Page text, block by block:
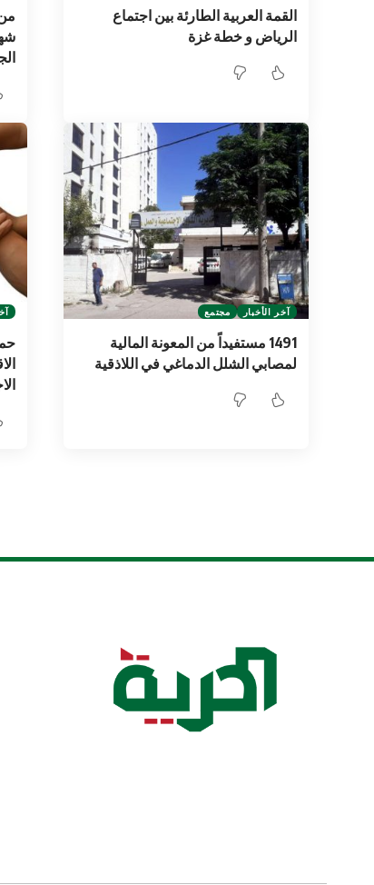
القمة العربية الطارئة بين اجتماع
الرياض و خطة غزة
آخر الأخبار مجتمع
1491 مستفيداً من المعونة المالية
لمصابي الشلل الدماغي في اللاذقية